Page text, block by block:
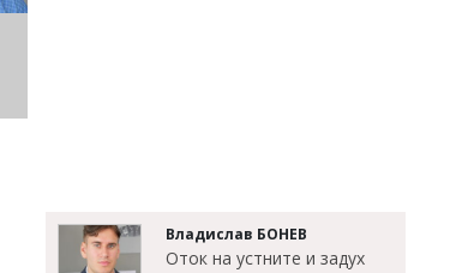
Владислав БОНЕВ
Оток на устните и задух